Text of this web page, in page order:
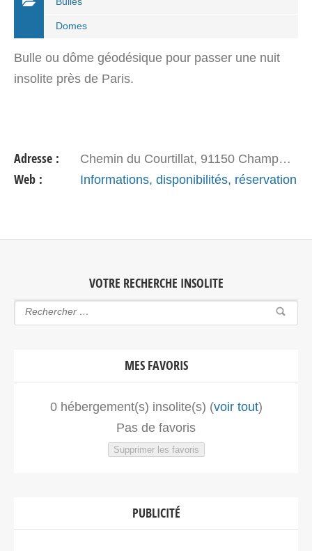
Domes
Bulle ou dôme géodésique pour passer une nuit
insolite près de Paris.
Adresse : Chemin du Courtillat, 91150 Champmotteux
Web : Informations, disponibilités, réservation
VOTRE RECHERCHE INSOLITE
MES FAVORIS
0hébergement(s) insolite(s) (voir tout)
Pas de favoris
Supprimer les favoris
PUBLICITÉ